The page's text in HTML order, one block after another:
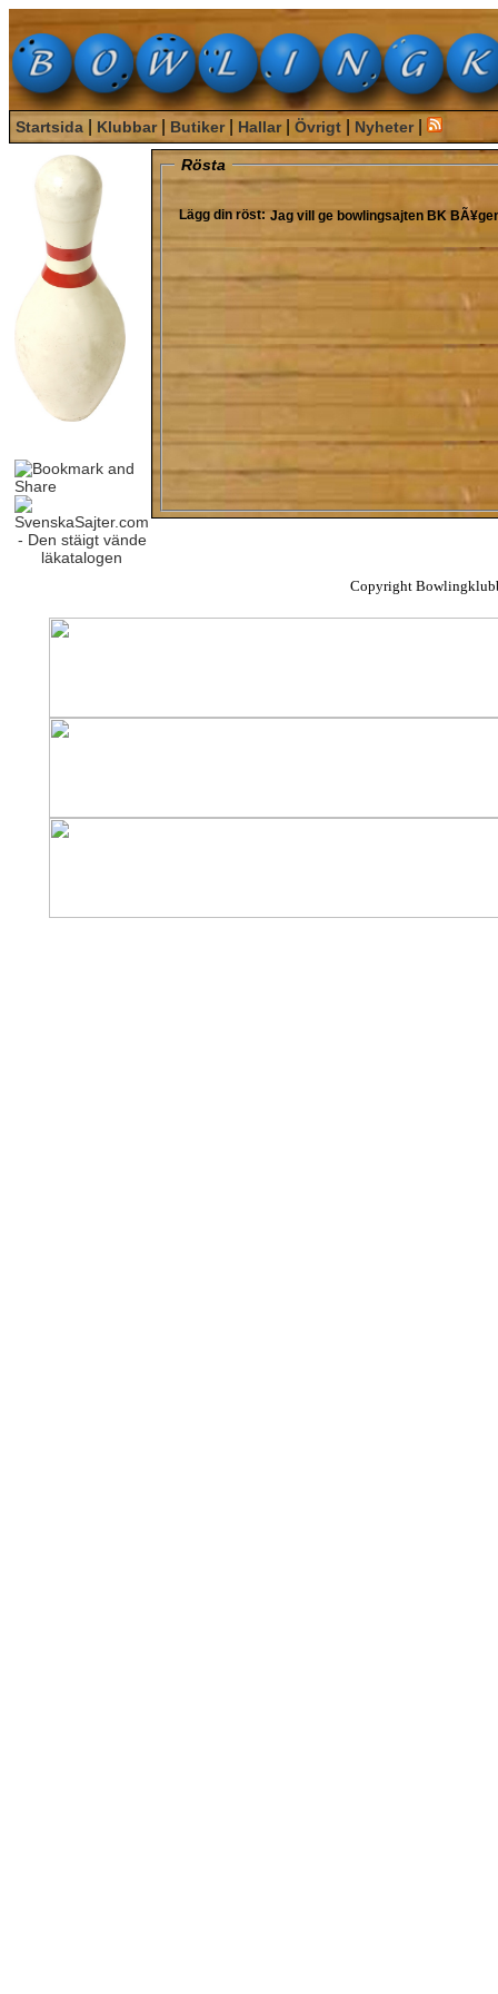
Startsida Klubbar| Butiker| Hallar| Övrigt Nyheter|
Rösta
Lägg din röst: Jag vill ge bowlingsajten BK
Copyright